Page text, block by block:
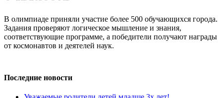
В олимпиаде приняли участие более 500 обучающихся города.
Задания проверяют логическое мышление и знания,
соответствующие программе, а победители получают награды
от космонавтов и деятелей наук.
Последние новости